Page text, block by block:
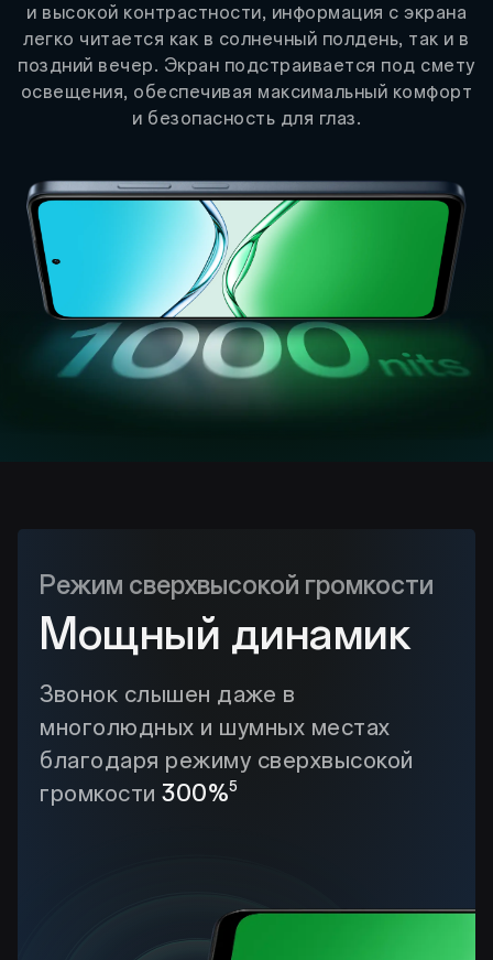
и высокой контрастности, информация с экрана
легко читается как в солнечный полдень, так и в
поздний вечер. Экран подстраивается под смету
освещения, обеспечивая максимальный комфорт
и безопасность для глаз.
Режим сверхвысокой громкости
Мощный динамик
Звонок слышен даже в
многолюдных и шумных местах
благодаря режиму сверхвысокой
громкости300%5